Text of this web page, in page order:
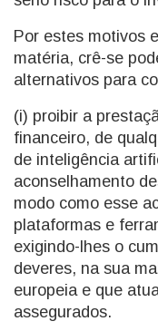
Por estes motivos
matéria, crê-se
alternativos para
(i) proibir a
financeiro, de
de inteligência
aconselhamento
modo como esse
plataformas e
exigindo-lhes o
deveres, na sua
europeia e que
assegurados.